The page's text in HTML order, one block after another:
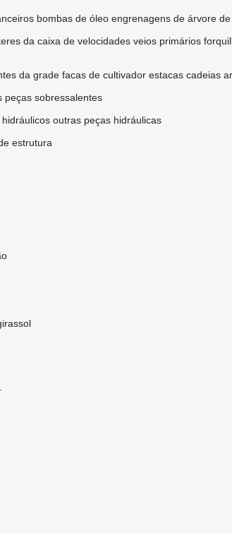
bombas de óleo engrenagens de árvore
da caixa de velocidades veios primários
da grade facas de cultivador estacas cadeias
peças sobressalentes
outras peças hidráulicas
estrutura